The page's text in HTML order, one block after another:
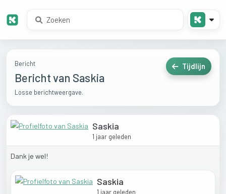
Bericht
Bericht van Saskia
Losse berichtweergave.
Tijdlijn
Saskia
1 jaar geleden
Dank je wel!
Saskia
1 jaar geleden